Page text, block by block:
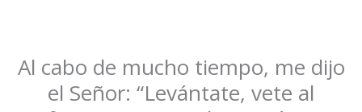
Al cabo de mucho tiempo, me dijo
el Señor: “Levántate, vete al